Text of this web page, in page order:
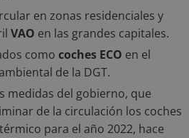
en zonas residenciales y
VAO en las grandes capitales.
como coches ECO en el
de la DGT.
medidas del gobierno, que
de la circulación los coches
para el año 2022, hace